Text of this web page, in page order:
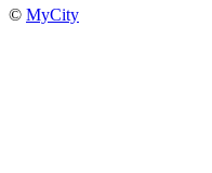
© MyCity